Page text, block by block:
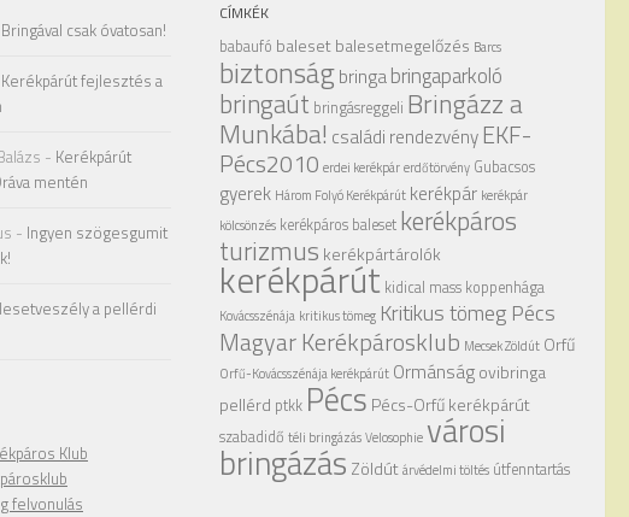
CÍMKÉK
babaufó balesetbalesetmegelőzés Barcs
biztonságbringabringaparkoló
bringaút bringásreggeli Bringázz a
Munkába! családi rendezvényEKF-
Pécs2010 erdei kerékpárerdőtörvény Gubacsos
gyerek Három Folyó Kerékpárút kerékpár kerékpár
kölcsönzés kerékpáros baleset kerékpáros
turizmus kerékpártárolók
kerékpárút kidical mass koppenhága
Kovácsszénája kritikus tömeg Kritikus tömeg Pécs
Magyar Kerékpárosklub Mecsek Zöldút Orfű
Orfű-Kovácsszénája kerékpárút Ormánságovibringa
pellérd ptkk Pécs Pécs-Orfű kerékpárút
szabadidő téli bringázásVelosophie városi
bringázás Zöldútárvédelmi töltés útfenntartás
Bringával csak óvatosan!
Kerékpárút fejlesztés a
- Kerékpárút
mentén
- Ingyen szögesgumit
a pellérdi
Klub
felvonulás